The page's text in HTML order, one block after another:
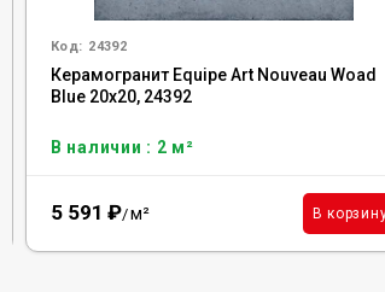
Код: 24392
Керамогранит Equipe Art Nouveau Woad
Blue 20x20, 24392
В наличии : 2 м²
5 591 ₽/м² В